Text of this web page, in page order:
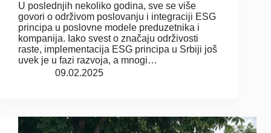
U poslednjih nekoliko godina, sve se više
govori o održivom poslovanju i integraciji ESG
principa u poslovne modele preduzetnika i
kompanija. Iako svest o značaju održivosti
raste, implementacija ESG principa u Srbiji još
uvek je u fazi razvoja, a mnogi…
09.02.2025